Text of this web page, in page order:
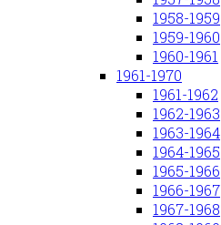
1958-1959
1959-1960
1960-1961
1961-1970
1961-1962
1962-1963
1963-1964
1964-1965
1965-1966
1966-1967
1967-1968